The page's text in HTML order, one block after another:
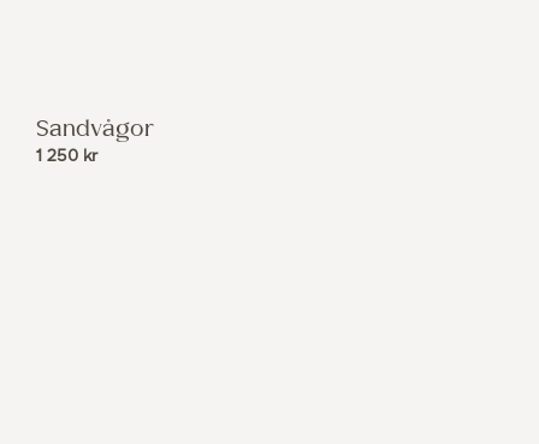
Sandvågor
1 250 kr